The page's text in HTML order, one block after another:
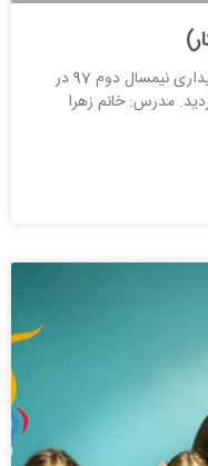
اجرای هنرجوی گیتار، رهام بیک در مجله شنیداری نیمسال دوم 97 در
برگزار گردید. مدرس: خانم زهرا